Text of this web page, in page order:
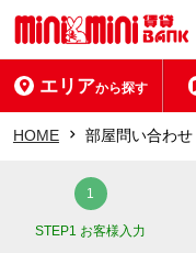
エリアから探す
HOME 部屋問い合わせ
STEP1 お客様入力